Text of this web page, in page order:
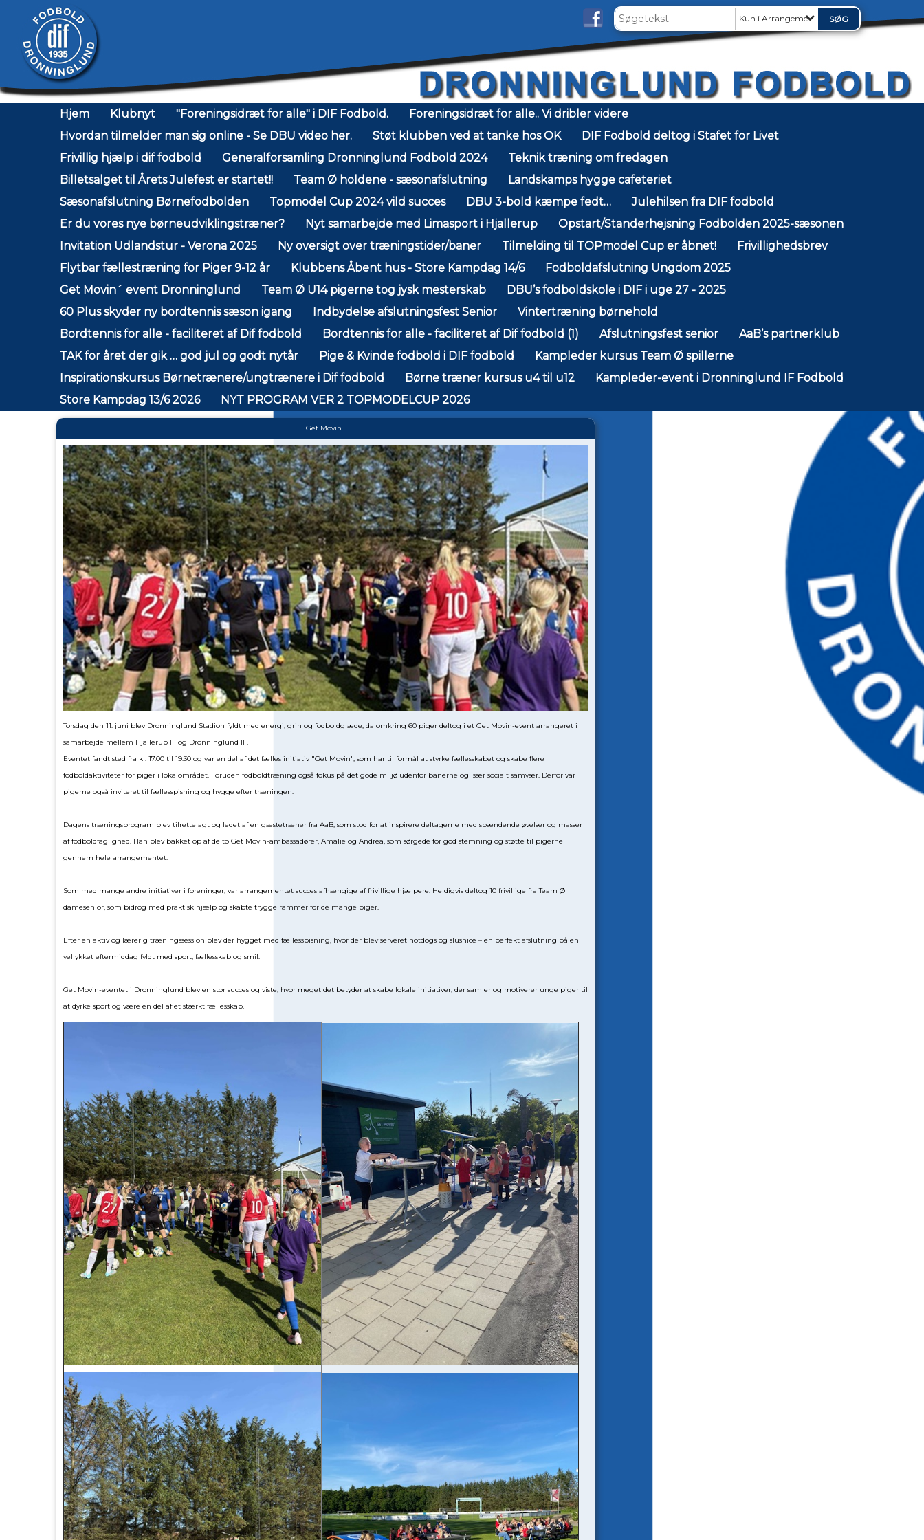
Kun i Arrangementer
Hjem Klubnyt "Foreningsidræt for alle" i DIF Fodbold.
Foreningsidræt for alle.. Vi dribler videre
Hvordan tilmelder man sig online - Se DBU video her.
Støt klubben ved at tanke hos OK
DIF Fodbold deltog i Stafet for Livet
Frivillig hjælp i dif fodbold
Generalforsamling Dronninglund Fodbold 2024
Teknik træning om fredagen
Billetsalget til Årets Julefest er startet!!
Team Ø holdene - sæsonafslutning
Landskamps hygge cafeteriet
Sæsonafslutning Børnefodbolden
Topmodel Cup 2024 vild succes DBU 3-bold kæmpe fedt…
Julehilsen fra DIF fodbold
Er du vores nye børneudviklingstræner?
Nyt samarbejde med Limasport i Hjallerup
Opstart/Standerhejsning Fodbolden 2025-sæsonen
Invitation Udlandstur - Verona 2025
Ny oversigt over træningstider/baner Tilmelding til TOPmodel Cup er åbnet!
Frivillighedsbrev
Flytbar fællestræning for Piger 9-12 år
Klubbens Åbent hus - Store Kampdag 14/6
Fodboldafslutning Ungdom 2025
Get Movin´ event Dronninglund
Team Ø U14 pigerne tog jysk mesterskab
DBU’s fodboldskole i DIF i uge 27 - 2025
60 Plus skyder ny bordtennis sæson igang
Indbydelse afslutningsfest Senior
Vintertræning børnehold
Bordtennis for alle - faciliteret af Dif fodbold
Bordtennis for alle - faciliteret af Dif fodbold (1) Afslutningsfest senior
AaB’s partnerklub
TAK for året der gik … god jul og godt nytår
Pige & Kvinde fodbold i DIF fodbold
Kampleder kursus Team Ø spillerne
Inspirationskursus Børnetrænere/ungtrænere i Dif fodbold
Børne træner kursus u4 til u12
Kampleder-event i Dronninglund IF Fodbold
Store Kampdag 13/6 2026
NYT PROGRAM VER 2 TOPMODELCUP 2026
Get Movin´
Torsdag den 11. juni blev Dronninglund Stadion fyldt med energi, grin og fodboldglæde, da omkring 60 piger deltog i et Get Movin-event arrangeret i
samarbejde mellem Hjallerup IF og Dronninglund IF.
Eventet fandt sted fra kl. 17.00 til 19.30 og var en del af det fælles initiativ "Get Movin", som har til formål at styrke fællesskabet og skabe flere
fodboldaktiviteter for piger i lokalområdet. Foruden fodboldtræning også fokus på det gode miljø udenfor banerne og især socialt samvær. Derfor var
pigerne også inviteret til fællesspisning og hygge efter træningen.
Dagens træningsprogram blev tilrettelagt og ledet af en gæstetræner fra AaB, som stod for at inspirere deltagerne med spændende øvelser og masser
af fodboldfaglighed. Han blev bakket op af de to Get Movin-ambassadører, Amalie og Andrea, som sørgede for god stemning og støtte til pigerne
gennem hele arrangementet.
Som med mange andre initiativer i foreninger, var arrangementet succes afhængige af frivillige hjælpere. Heldigvis deltog 10 frivillige fra Team Ø
damesenior, som bidrog med praktisk hjælp og skabte trygge rammer for de mange piger.
Efter en aktiv og lærerig træningssession blev der hygget med fællesspisning, hvor der blev serveret hotdogs og slushice – en perfekt afslutning på en
vellykket eftermiddag fyldt med sport, fællesskab og smil.
Get Movin-eventet i Dronninglund blev en stor succes og viste, hvor meget det betyder at skabe lokale initiativer, der samler og motiverer unge piger til
at dyrke sport og være en del af et stærkt fællesskab.